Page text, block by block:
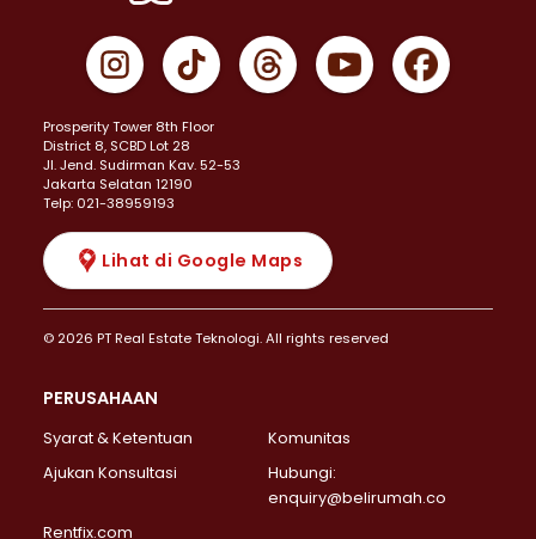
Prosperity Tower 8th Floor
District 8, SCBD Lot 28
JI. Jend. Sudirman Kav. 52-53
Jakarta Selatan 12190
Telp: 021-38959193
Lihat di Google Maps
© 2026 PT Real Estate Teknologi. All rights reserved
PERUSAHAAN
Syarat & Ketentuan
Komunitas
Ajukan Konsultasi
Hubungi:
enquiry@belirumah.co
Rentfix.com